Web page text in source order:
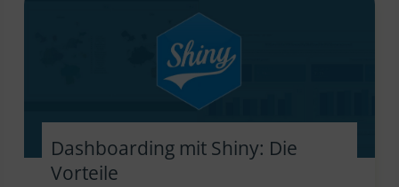
Dashboarding mit Shiny: Die
Vorteile